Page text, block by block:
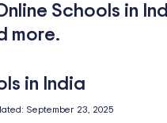
Schools in
more.
September 23, 2025